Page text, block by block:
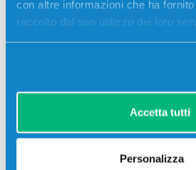
con altre informazioni che ha
raccolto dal suo utilizzo dei loro
Accetta tutti
Personalizza